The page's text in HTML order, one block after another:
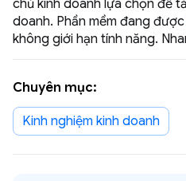
chủ kinh doanh lựa chọn để
doanh. Phần mềm đang được
không giới hạn tính năng.
Chuyên mục:
Kinh nghiệm kinh doanh